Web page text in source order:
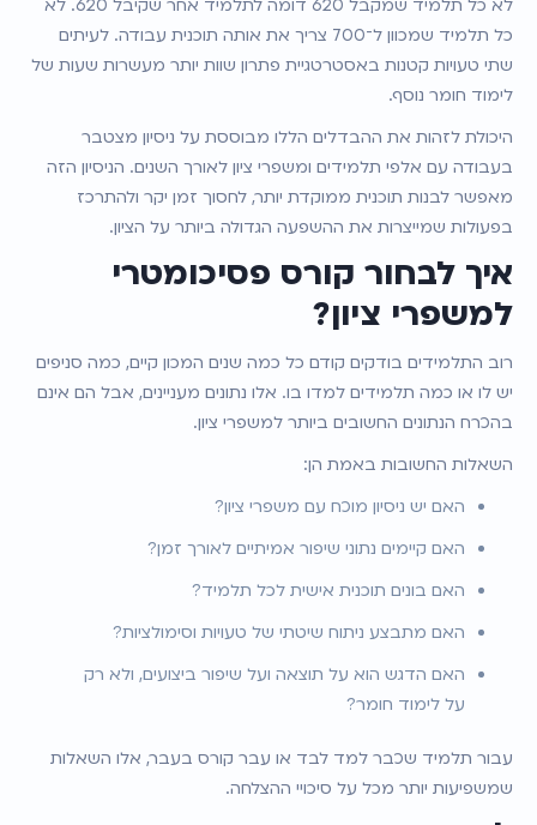
לא כל תלמיד שמקבל 620 דומה לתלמיד אחר שקיבל 620. לא
כל תלמיד שמכוון ל־700 צריך את אותה תוכנית עבודה. לעיתים
שתי טעויות קטנות באסטרטגיית פתרון שוות יותר מעשרות שעות של
לימוד חומר נוסף.
היכולת לזהות את ההבדלים הללו מבוססת על ניסיון מצטבר
בעבודה עם אלפי תלמידים ומשפרי ציון לאורך השנים. הניסיון הזה
מאפשר לבנות תוכנית ממוקדת יותר, לחסוך זמן יקר ולהתרכז
בפעולות שמייצרות את ההשפעה הגדולה ביותר על הציון.
איך לבחור קורס פסיכומטרי
למשפרי ציון?
רוב התלמידים בודקים קודם כל כמה שנים המכון קיים, כמה סניפים
יש לו או כמה תלמידים למדו בו. אלו נתונים מעניינים, אבל הם אינם
בהכרח הנתונים החשובים ביותר למשפרי ציון.
השאלות החשובות באמת הן:
האם יש ניסיון מוכח עם משפרי ציון?
האם קיימים נתוני שיפור אמיתיים לאורך זמן?
האם בונים תוכנית אישית לכל תלמיד?
האם מתבצע ניתוח שיטתי של טעויות וסימולציות?
האם הדגש הוא על תוצאה ועל שיפור ביצועים, ולא רק
על לימוד חומר?
עבור תלמיד שכבר למד לבד או עבר קורס בעבר, אלו השאלות
שמשפיעות יותר מכל על סיכויי ההצלחה.